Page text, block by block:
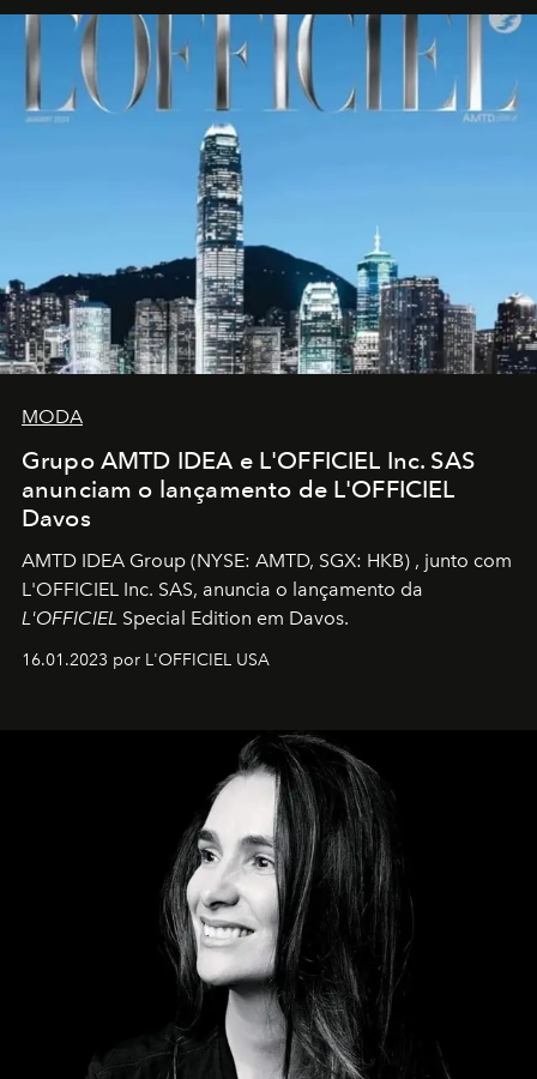
MODA
Grupo AMTD IDEA e L'OFFICIEL Inc. SAS
anunciam o lançamento de L'OFFICIEL
Davos
AMTD IDEA Group (NYSE: AMTD, SGX: HKB) , junto com
L'OFFICIEL Inc. SAS, anuncia o lançamento da
L'OFFICIEL Special Edition em Davos.
16.01.2023 por L'OFFICIEL USA